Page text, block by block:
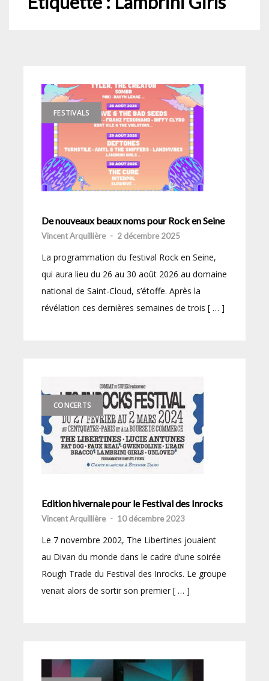
FESTIVALS
De nouveaux beaux noms pour Rock en Seine
Vincent Arquillière - 2 décembre 2025
La programmation du festival Rock en Seine,
qui aura lieu du 26 au 30 août 2026 au domaine
national de Saint-Cloud, s’étoffe. Après la
révélation ces dernières semaines de trois [ … ]
CONCERTS
Edition hivernale pour le Festival des Inrocks
Vincent Arquillière - 10 décembre 2023
Le 7 novembre 2002, The Libertines jouaient
au Divan du monde dans le cadre d’une soirée
Rough Trade du Festival des Inrocks. Le groupe
venait alors de sortir son premier [ … ]